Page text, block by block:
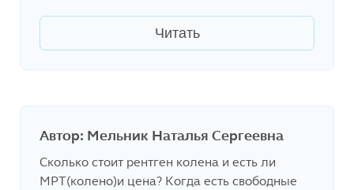
Читать
Автор: Мельник Наталья Сергеевна
Сколько стоит рентген колена и есть ли
МРТ(колено)и цена? Когда есть свободные